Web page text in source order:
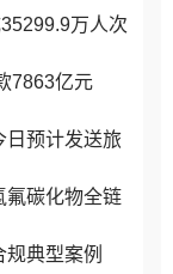
万人次
7863亿元
日预计发送旅
氟碳化物全链
典型案例